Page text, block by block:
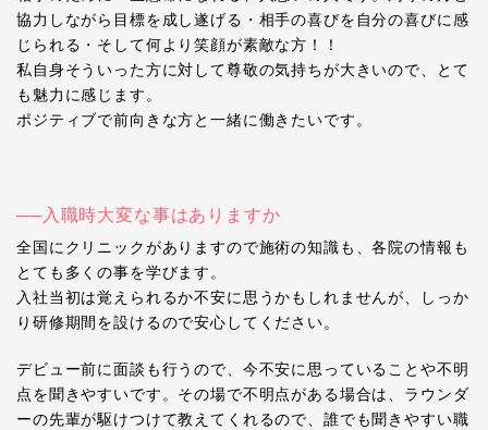
協力しながら目標を成し遂げる・相手の喜びを自分の喜びに感
じられる・そして何より笑顔が素敵な方！！
私自身そういった方に対して尊敬の気持ちが大きいので、とて
も魅力に感じます。
ポジティブで前向きな方と一緒に働きたいです。
──入職時大変な事はありますか
全国にクリニックがありますので施術の知識も、各院の情報も
とても多くの事を学びます。
入社当初は覚えられるか不安に思うかもしれませんが、しっか
り研修期間を設けるので安心してください。
デビュー前に面談も行うので、今不安に思っていることや不明
点を聞きやすいです。その場で不明点がある場合は、ラウンダ
ーの先輩が駆けつけて教えてくれるので、誰でも聞きやすい職